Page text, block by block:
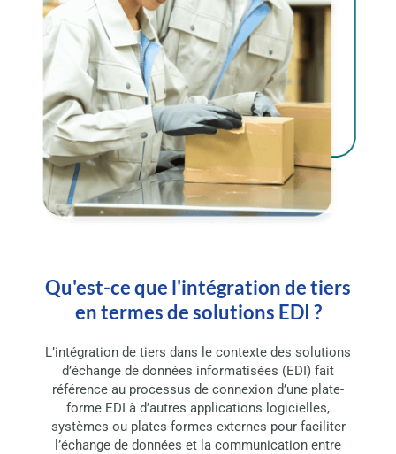
Qu'est-ce que l'intégration de tiers
en termes de solutions EDI ?
L’intégration de tiers dans le contexte des solutions
d’échange de données informatisées (EDI) fait
référence au processus de connexion d’une plate-
forme EDI à d’autres applications logicielles,
systèmes ou plates-formes externes pour faciliter
l’échange de données et la communication entre